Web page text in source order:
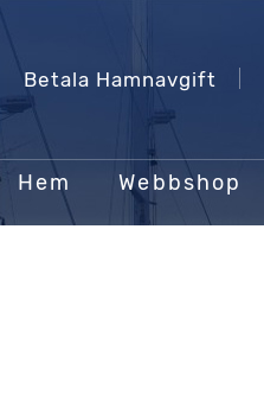
Betala Hamnavgift
Hem Webbshop